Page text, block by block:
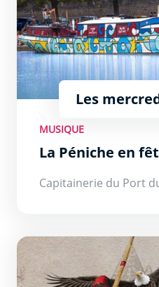
Les
MUSIQUE
La Péniche en
Capitainerie du Port
Le Tournoi de chevalerie